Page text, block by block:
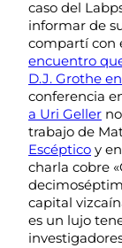
caso del
informar de
compartí con
encuentro
D.J. Grothe
conferencia
a Uri Geller
trabajo de
Escéptico y
charla cobre
capital
es un lujo